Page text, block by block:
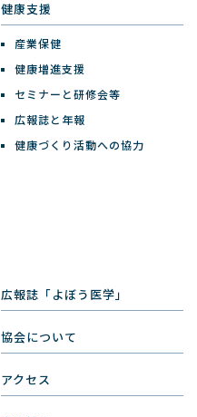
健康支援
産業保健
健康増進支援
セミナーと研修会等
広報誌と年報
健康づくり活動への協力
広報誌「よぼう医学」
協会について
アクセス